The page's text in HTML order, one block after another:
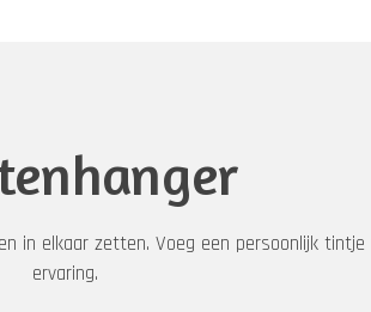
in elkaar zetten. Voeg een persoonlijk
ervaring.